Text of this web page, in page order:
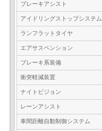
ブレーキアシスト
アイドリングストップシステム
ランフラットタイヤ
エアサスペンション
ブレーキ系装備
衝突軽減装置
ナイトビジョン
レーンアシスト
車間距離自動制御システム